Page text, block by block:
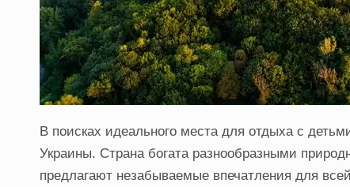
В поисках идеального места для отдыха с
Украины. Страна богата разнообразными
предлагают незабываемые впечатления для